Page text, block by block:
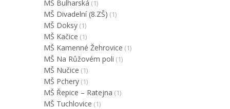
MŠ Bulharská (1)
MŠ Divadelní (8.ZŠ) (1)
MŠ Doksy (1)
MŠ Kačice (1)
MŠ Kamenné Žehrovice (1)
MŠ Na Růžovém poli (1)
MŠ Nučice (1)
MŠ Pchery (1)
MŠ Řepice – Ratejna (1)
MŠ Tuchlovice (1)